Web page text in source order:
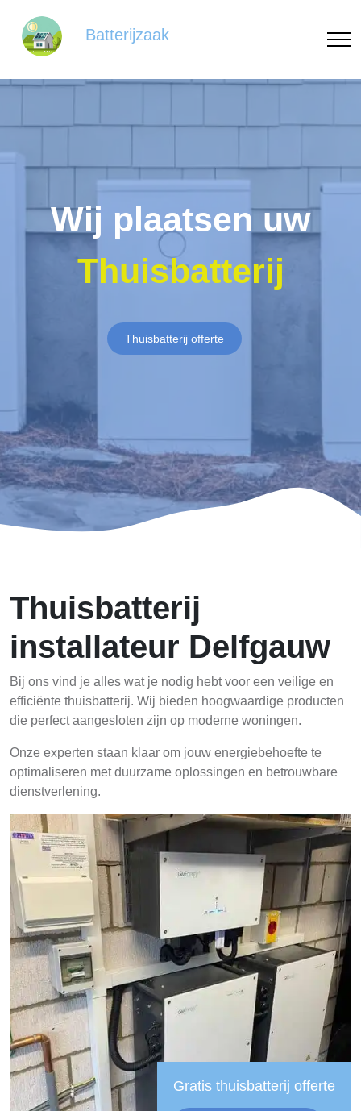
Batterijzaak
Wij plaatsen uw
Thuisbatterij
Thuisbatterij offerte
Thuisbatterij
installateur Delfgauw
Bij ons vind je alles wat je nodig hebt voor een veilige en
efficiënte thuisbatterij. Wij bieden hoogwaardige producten
die perfect aangesloten zijn op moderne woningen.
Onze experten staan klaar om jouw energiebehoefte te
optimaliseren met duurzame oplossingen en betrouwbare
dienstverlening.
Gratis thuisbatterij offerte